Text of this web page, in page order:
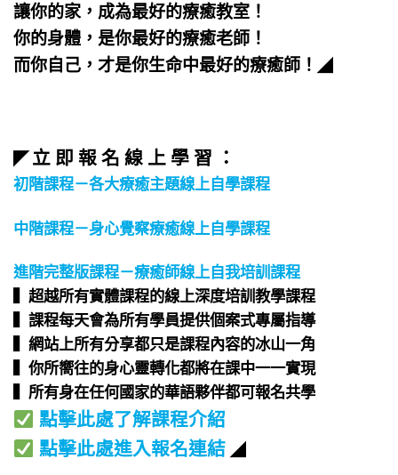
讓你的家，成為最好的療癒教室！
你的身體，是你最好的療癒老師！
而你自己，才是你生命中最好的療癒師！ ◢
◤立 即 報 名 線 上 學 習 ：
初階課程－各大療癒主題線上自學課程
中階課程－身心覺察療癒線上自學課程
進階完整版課程－療癒師線上自我培訓課程
▍超越所有實體課程的線上深度培訓教學課程​
▍課程每天會為所有學員提供個案式專屬指導​
▍網站上所有分享都只是課程內容的冰山一角​
▍你所嚮往的身心靈轉化都將在課中一一實現​
▍所有身在任何國家的華語夥伴都可報名共學​
點擊此處了解課程介紹
點擊此處進入報名連結 ◢